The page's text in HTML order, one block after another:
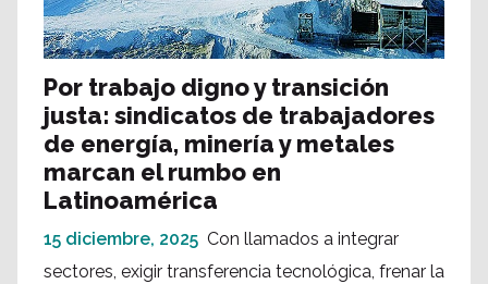
Por trabajo digno y transición
justa: sindicatos de trabajadores
de energía, minería y metales
marcan el rumbo en
Latinoamérica
15 diciembre, 2025 Con llamados a integrar
sectores, exigir transferencia tecnológica, frenar la